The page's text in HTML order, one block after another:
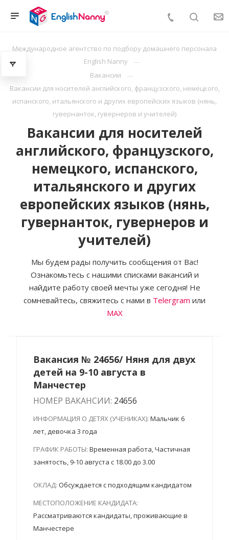
Международное агентство по подбору домашнего персонала
English Nanny
Вакансии
Вакансии для носителей английского, французского, немецкого,
испанского, итальянского и других европейских языков (нянь,
гувернанток, гувернеров и учителей)
Вакансии для носителей
английского, французского,
немецкого, испанского,
итальянского и других
европейских языков (нянь,
гувернанток, гувернеров и
учителей)
Мы будем рады получить сообщения от Вас!
Ознакомьтесь с нашими списками вакансий и
найдите работу своей мечты уже сегодня! Не
сомневайтесь, свяжитесь с нами в Telergram или
MAX
Вакансия № 24656/ Няня для двух
детей на 9-10 августа в
Манчестер
НОМЕР ВАКАНСИИ: 24656
ИНФОРМАЦИЯ О ДЕТЯХ (УЧЕНИКАХ): Мальчик 6
лет, девочка 3 года
ГРАФИК РАБОТЫ: Временная работа, Частичная
занятость, 9-10 августа с 18.00 до 3.00
ОКЛАД: Обсуждается с подходящим кандидатом
МЕСТОПОЛОЖЕНИЕ КАНДИДАТА:
Рассматриваются кандидаты, проживающие в
Манчестере